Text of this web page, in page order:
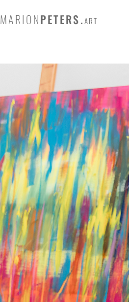
MARIONPETERS.ART